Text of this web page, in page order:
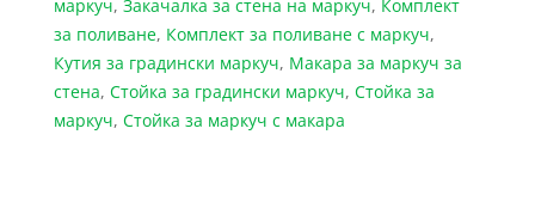
маркуч, Закачалка за стена на маркуч, Комплект
за поливане, Комплект за поливане с маркуч,
Кутия за градински маркуч, Макара за маркуч за
стена, Стойка за градински маркуч, Стойка за
маркуч, Стойка за маркуч с макара